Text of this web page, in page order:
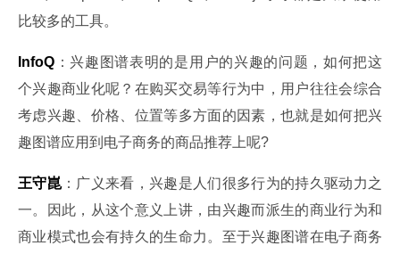
比较多的工具。
InfoQ ：兴趣图谱表明的是用户的兴趣的问题，如何把这
个兴趣商业化呢？在购买交易等行为中，用户往往会综合
考虑兴趣、价格、位置等多方面的因素，也就是如何把兴
趣图谱应用到电子商务的商品推荐上呢?
王守崑：广义来看，兴趣是人们很多行为的持久驱动力之
一。因此，从这个意义上讲，由兴趣而派生的商业行为和
商业模式也会有持久的生命力。至于兴趣图谱在电子商务